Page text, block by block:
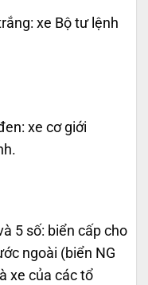
xe Bộ tư lệnh
xe cơ giới
5 số: biển cấp cho
ngoài (biển NG
xe của các tổ